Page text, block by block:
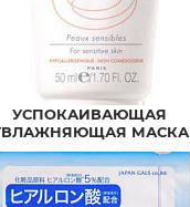
УСПОКАИВАЮЩАЯ
МАСКА